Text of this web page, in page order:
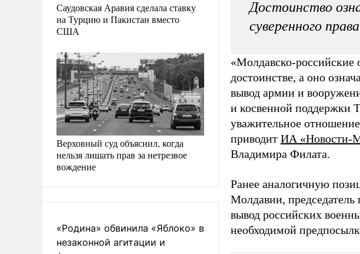
Саудовская Аравия сделала ставку
на Турцию и Пакистан вместо
США
Верховный суд объяснил, когда
нельзя лишать прав за нетрезвое
вождение
«Родина» обвинила «Яблоко» в
незаконной агитации и
Достоинство
суверенного права
«Молдавско-
достоинстве, а оно
вывод армии и
и косвенной поддержки
уважительное
приводит ИА «Новости-
Владимира Филата.
Ранее аналогичную
Молдавии,
вывод российских
необходимой